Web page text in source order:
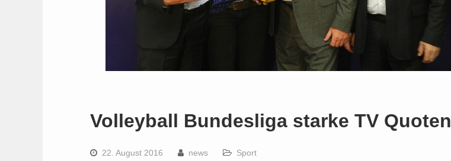
Volleyball Bundesliga starke TV Quoten
22. August 2016 news Sport